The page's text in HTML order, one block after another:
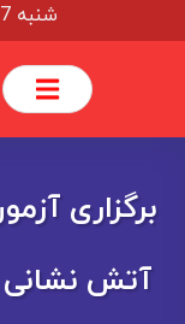
شنبه 17 مرداد
برگزاری
آتش نشانی